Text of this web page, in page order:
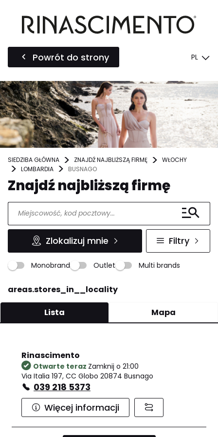
Powrót do strony PL
SIEDZIBA GŁÓWNA ZNAJDŹ NAJBLIŻSZĄ FIRMĘ
WŁOCHY
LOMBARDIA
BUSNAGO
Znajdź najbliższą firmę
Zlokalizuj mnie Filtry
Monobrand Outlet Multi brands
areas.stores_in__locality
Lista Mapa
Rinascimento
Otwarte teraz Zamknij o 21:00
Via Italia 197, CC Globo 20874 Busnago
039 218 5373
Więcej informacji